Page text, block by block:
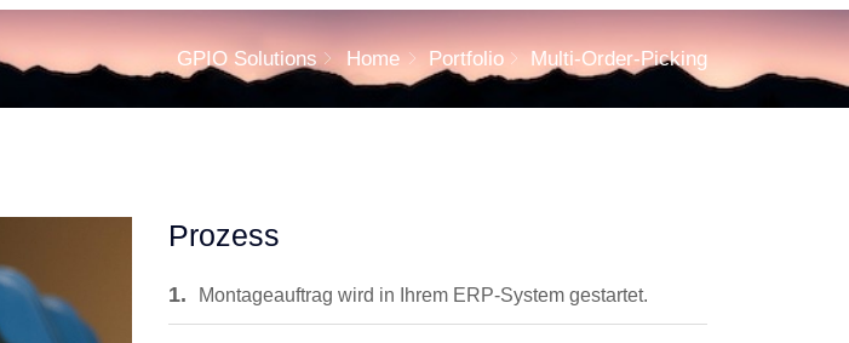
GPIO Solutions Home Portfolio Multi-Order-Picking
Prozess
1. Montageauftrag wird in Ihrem ERP-System gestartet.